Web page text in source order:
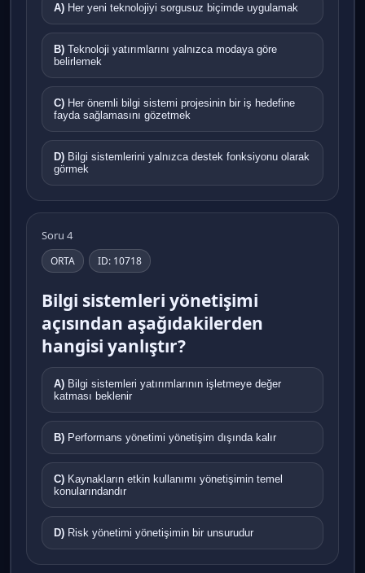
A) Her yeni teknolojiyi sorgusuz biçimde uygulamak
B)
belirlemek
C)
fayda sağlamasını gözetmek
D)
görmek
Soru 4
ORTA ID: 10718
Bilgi sistemleri yönetişimi
açısından aşağıdakilerden
hangisi yanlıştır?
A)
katması beklenir
B) Performans yönetimi yönetişim dışında kalır
C)
konularındandır
D) Risk yönetimi yönetişimin bir unsurudur